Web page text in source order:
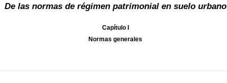
De las normas de régimen patrimonial en suelo urbano
Capítulo I
Normas generales